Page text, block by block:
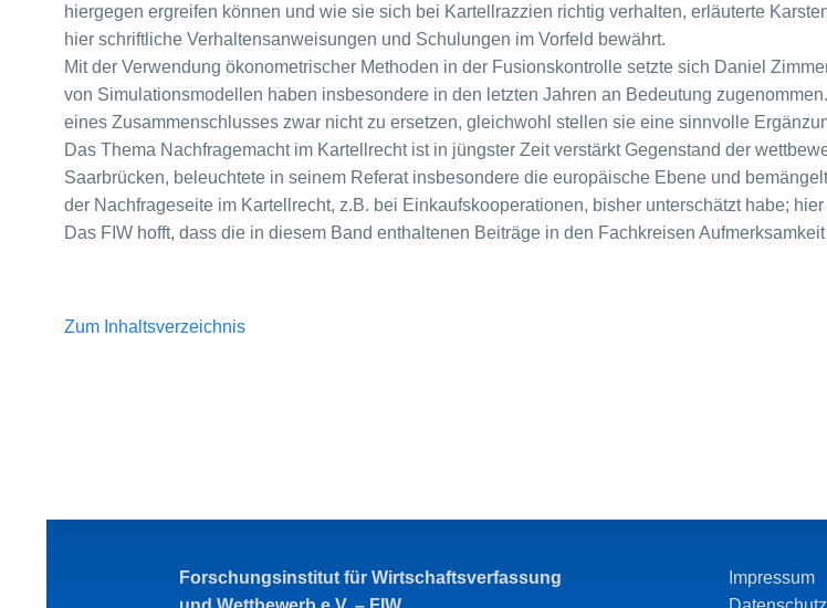
hiergegen ergreifen können und wie sie sich bei Kartellrazzien richtig verhalten, erläuterte
hier schriftliche Verhaltensanweisungen und Schulungen im Vorfeld bewährt.
Mit der Verwendung ökonometrischer Methoden in der Fusionskontrolle setzte sich Daniel
von Simulationsmodellen haben insbesondere in den letzten Jahren an Bedeutung
eines Zusammenschlusses zwar nicht zu ersetzen, gleichwohl stellen sie eine sinnvolle
Das Thema Nachfragemacht im Kartellrecht ist in jüngster Zeit verstärkt Gegenstand der
Saarbrücken, beleuchtete in seinem Referat insbesondere die europäische Ebene und
der Nachfrageseite im Kartellrecht, z.B. bei Einkaufskooperationen, bisher unterschätzt habe;
Das FIW hofft, dass die in diesem Band enthaltenen Beiträge in den Fachkreisen
Zum Inhaltsverzeichnis
Forschungsinstitut für Wirtschaftsverfassung
Impressum